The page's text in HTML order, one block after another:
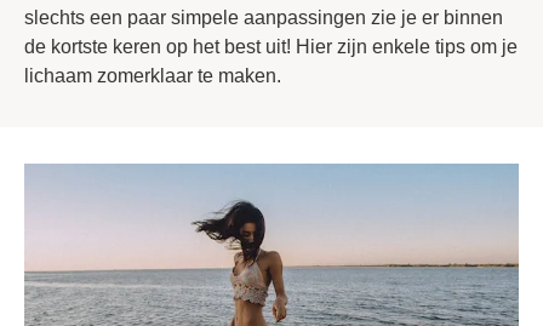
slechts een paar simpele aanpassingen zie je er binnen
de kortste keren op het best uit! Hier zijn enkele tips om je
lichaam zomerklaar te maken.